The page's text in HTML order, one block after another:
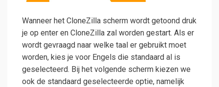
Wanneer het CloneZilla scherm wordt getoond druk
je op enter en CloneZilla zal worden gestart. Als er
wordt gevraagd naar welke taal er gebruikt moet
worden, kies je voor Engels die standaard al is
geselecteerd. Bij het volgende scherm kiezen we
ook de standaard geselecteerde optie, namelijk